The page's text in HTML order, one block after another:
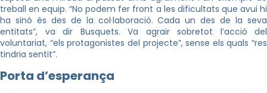
treball en equip. “No podem fer front a les dificultats que avui hi
ha sinó és des de la col·laboració. Cada un des de la seva
entitats”, va dir Busquets. Va agrair sobretot l’acció del
voluntariat, “els protagonistes del projecte”, sense els quals “res
tindria sentit”.
Porta d’esperança